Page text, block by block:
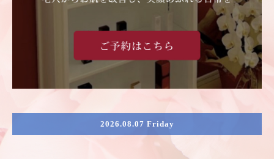
2026.08.07 Friday